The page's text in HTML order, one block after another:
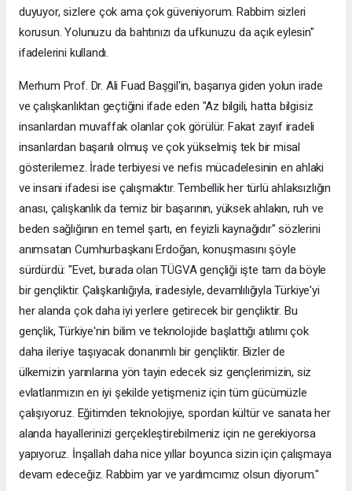
duyuyor, sizlere çok ama çok güveniyorum. Rabbim sizleri
korusun. Yolunuzu da bahtınızı da ufkunuzu da açık eylesin"
ifadelerini kullandı.
Merhum Prof. Dr. Ali Fuad Başgil'in, başarıya giden yolun irade
ve çalışkanlıktan geçtiğini ifade eden "Az bilgili, hatta bilgisiz
insanlardan muvaffak olanlar çok görülür. Fakat zayıf iradeli
insanlardan başarılı olmuş ve çok yükselmiş tek bir misal
gösterilemez. İrade terbiyesi ve nefis mücadelesinin en ahlaki
ve insani ifadesi ise çalışmaktır. Tembellik her türlü ahlaksızlığın
anası, çalışkanlık da temiz bir başarının, yüksek ahlakın, ruh ve
beden sağlığının en temel şartı, en feyizli kaynağıdır" sözlerini
anımsatan Cumhurbaşkanı Erdoğan, konuşmasını şöyle
sürdürdü: "Evet, burada olan TÜGVA gençliği işte tam da böyle
bir gençliktir. Çalışkanlığıyla, iradesiyle, devamlılığıyla Türkiye'yi
her alanda çok daha iyi yerlere getirecek bir gençliktir. Bu
gençlik, Türkiye'nin bilim ve teknolojide başlattığı atılımı çok
daha ileriye taşıyacak donanımlı bir gençliktir. Bizler de
ülkemizin yarınlarına yön tayin edecek siz gençlerimizin, siz
evlatlarımızın en iyi şekilde yetişmeniz için tüm gücümüzle
çalışıyoruz. Eğitimden teknolojiye, spordan kültür ve sanata her
alanda hayallerinizi gerçekleştirebilmeniz için ne gerekiyorsa
yapıyoruz. İnşallah daha nice yıllar boyunca sizin için çalışmaya
devam edeceğiz. Rabbim yar ve yardımcımız olsun diyorum."